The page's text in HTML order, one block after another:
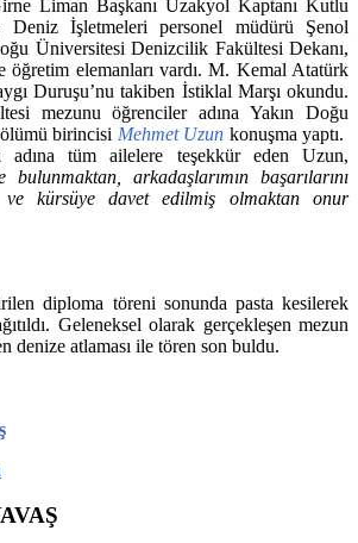
Liman Başkanı Uzakyol Kaptanı Kutlu
Deniz İşletmeleri personel müdürü Şenol
Üniversitesi Denizcilik Fakültesi Dekanı,
öğretim elemanları vardı. M. Kemal Atatürk
Duruşu’nu takiben İstiklal Marşı okundu.
mezunu öğrenciler adına Yakın Doğu
birincisi Mehmet Uzun konuşma yaptı.
adına tüm ailelere teşekkür eden Uzun,
bulunmaktan, arkadaşlarımın başarılarını
kürsüye davet edilmiş olmaktan onur
diploma töreni sonunda pasta kesilerek
Geleneksel olarak gerçekleşen mezun
denize atlaması ile tören son buldu.